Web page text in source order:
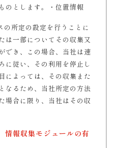
のとします。・位置情報
所定の設定を行うことに
は一部についてその収集又
でき、この場合、当社は速
に従い、その利用を停止し
によっては、その収集また
なるため、当社所定の方法
場合に限り、当社はその収
情報収集モジュールの有